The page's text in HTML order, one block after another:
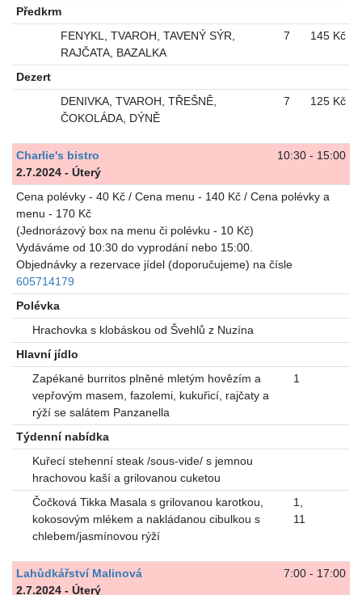
Předkrm
FENYKL, TVAROH, TAVENÝ SÝR,
RAJČATA, BAZALKA
7 145 Kč
Dezert
DENIVKA, TVAROH, TŘEŠNĚ,
ČOKOLÁDA, DÝNĚ
7 125 Kč
10:30 - 15:00
Charlie's bistro
2.7.2024 - Úterý
Cena polévky - 40 Kč / Cena menu - 140 Kč / Cena polévky a
menu - 170 Kč
(Jednorázový box na menu či polévku - 10 Kč)
Vydáváme od 10:30 do vyprodání nebo 15:00.
Objednávky a rezervace jídel (doporučujeme) na čísle
605714179
Polévka
Hrachovka s klobáskou od Švehlů z Nuzína
Hlavní jídlo
Zapékané burritos plněné mletým hovězím a
vepřovým masem, fazolemi, kukuřicí, rajčaty a
rýží se salátem Panzanella
1
Týdenní nabídka
Kuřecí stehenní steak /sous-vide/ s jemnou
hrachovou kaší a grilovanou cuketou
Čočková Tikka Masala s grilovanou karotkou,
kokosovým mlékem a nakládanou cibulkou s
chlebem/jasmínovou rýží
1
11
7:00 - 17:00
Lahůdkářství Malinová
2.7.2024 - Úterý